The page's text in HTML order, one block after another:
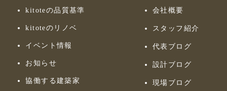
kitoteの品質基準
kitoteのリノベ
イベント情報
お知らせ
協働する建築家
会社概要
スタッフ紹介
代表ブログ
設計ブログ
現場ブログ